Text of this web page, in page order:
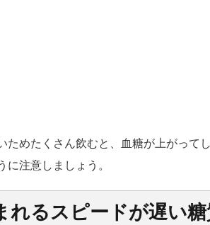
ためたくさん飲むと、血糖が上がって
注意しましょう。
れるスピードが遅い